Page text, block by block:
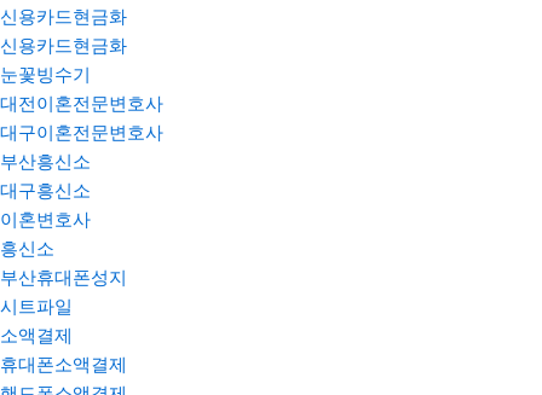
신용카드현금화
신용카드현금화
눈꽃빙수기
대전이혼전문변호사
대구이혼전문변호사
부산흥신소
대구흥신소
이혼변호사
흥신소
부산휴대폰성지
시트파일
소액결제
휴대폰소액결제